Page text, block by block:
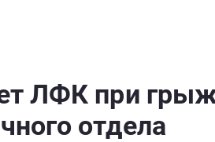
ЛФК при
отдела